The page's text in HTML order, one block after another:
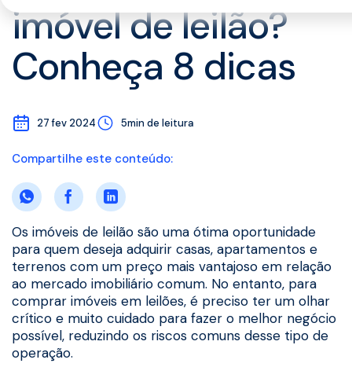
imóvel de leilão?
Conheça 8 dicas
27 fev 2024 5min de leitura
Os imóveis de leilão são uma ótima oportunidade
para quem deseja adquirir casas, apartamentos e
terrenos com um preço mais vantajoso em relação
ao mercado imobiliário comum. No entanto, para
comprar imóveis em leilões, é preciso ter um olhar
crítico e muito cuidado para fazer o melhor negócio
possível, reduzindo os riscos comuns desse tipo de
operação.
Compartilhe este conteúdo: